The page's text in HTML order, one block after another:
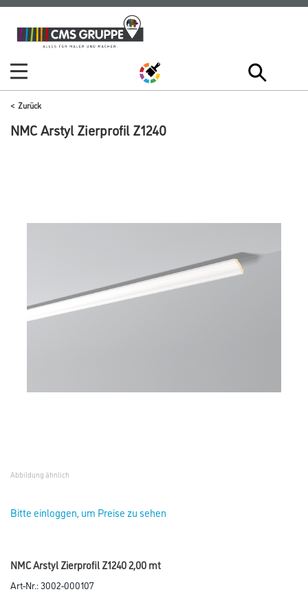
Zum
Inhalt
Zum
Navigationsmenü
Zurück
NMC Arstyl Zierprofil Z1240
Abbildung ähnlich
Bitte einloggen, um Preise zu sehen
NMC Arstyl Zierprofil Z1240 2,00 mt
Art-Nr.:3002-000107